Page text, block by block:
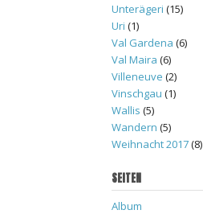
Unterägeri (15)
Uri (1)
Val Gardena (6)
Val Maira (6)
Villeneuve (2)
Vinschgau (1)
Wallis (5)
Wandern (5)
Weihnacht 2017(8)
SEITEN
Album